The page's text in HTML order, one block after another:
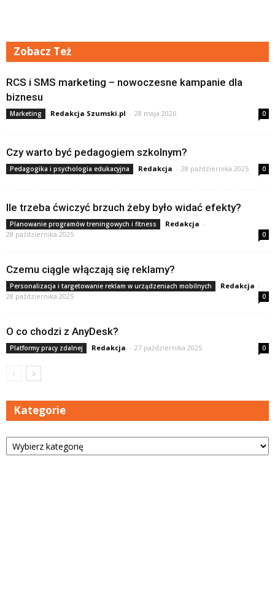
Zobacz Też
RCS i SMS marketing – nowoczesne kampanie dla
biznesu
Marketing Redakcja Szumski.pl - 28 maja 2026 0
Czy warto być pedagogiem szkolnym?
Pedagogika i psychologia edukacyjna Redakcja - 28 października 2025 0
Ile trzeba ćwiczyć brzuch żeby było widać efekty?
Planowanie programów treningowych i fitness Redakcja -
28 października 2025
0
Czemu ciągle włączają się reklamy?
Personalizacja i targetowanie reklam w urządzeniach mobilnych Redakcja -
28 października 2025
0
O co chodzi z AnyDesk?
Platformy pracy zdalnej Redakcja - 27 października 2025 0
Kategorie
Kategorie